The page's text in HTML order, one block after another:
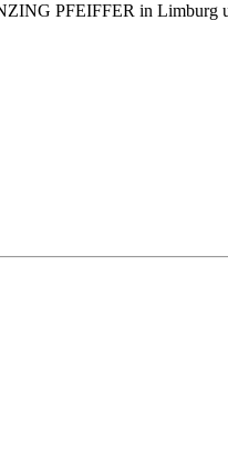
PFEIFFER in Limburg